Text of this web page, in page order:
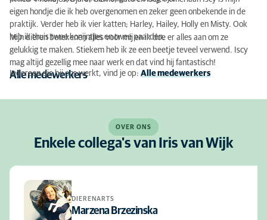
eigen hondje die ik heb overgenomen en zeker geen onbekende in de
praktijk. Verder heb ik vier katten; Harley, Hailey, Holly en Misty. Ook
heb ik thuis twee konijntjes en twee paarden.
Mijn dieren betekenen alles voor mij en ik doe er alles aan om ze
gelukkig te maken. Stiekem heb ik ze een beetje teveel verwend. Iscy
mag altijd gezellig mee naar werk en dat vind hij fantastisch!
Alle medewerkers
Iedereen die bij ons werkt, vind je op: Alle medewerkers
OVER ONS
Enkele collega's van Iris van Wijk
DIERENARTS
Marzena Brzezinska